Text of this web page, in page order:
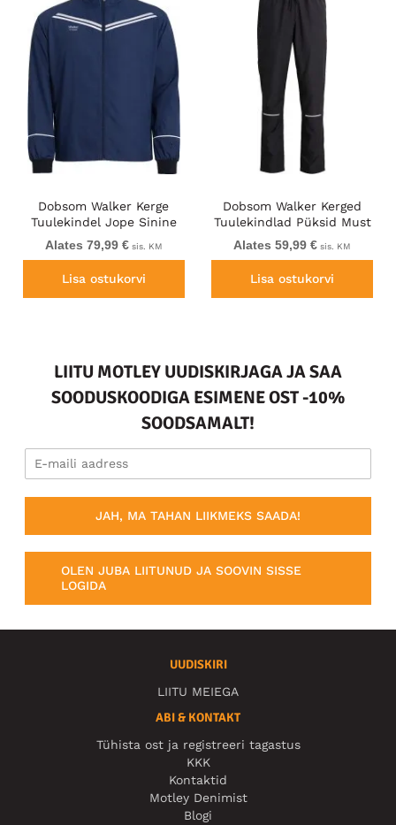
Dobsom Walker Kerge
Tuulekindel Jope Sinine
Alates 79,99 €sis. KM
Lisa ostukorvi
Dobsom Walker Kerged
Tuulekindlad Püksid Must
Alates 59,99 € sis. KM
Lisa ostukorvi
LIITU MOTLEY UUDISKIRJAGA JA SAA
SOODUSKOODIGA ESIMENE OST -10%
SOODSAMALT!
JAH, MA TAHAN LIIKMEKS SAADA!
OLEN JUBA LIITUNUD JA SOOVIN SISSE
LOGIDA
UUDISKIRI
LIITU MEIEGA
ABI & KONTAKT
Tühista ost ja registreeri tagastus
KKK
Kontaktid
Motley Denimist
Blogi